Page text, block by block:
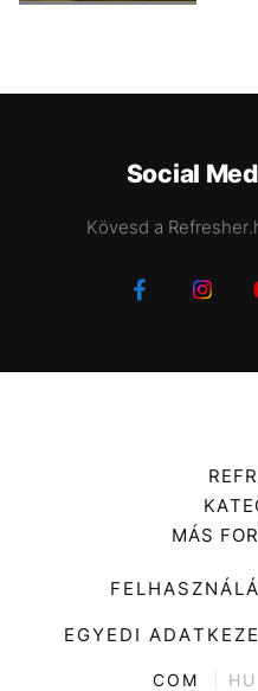
Social
Kövesd a
MÁS
EGYEDI
COM HU